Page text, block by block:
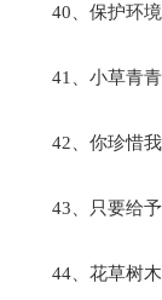
40、保护环
41、小草青
42、你珍惜
43、只要给
44、花草树